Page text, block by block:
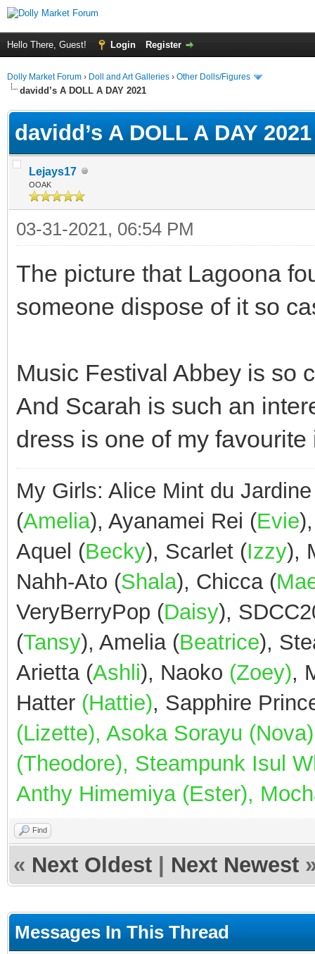
Hello There, Guest! Login Register
Dolly Market Forum › Doll and Art Galleries › Other Dolls/Figures
davidd’s A DOLL A DAY 2021
davidd’s A DOLL A DAY 2021
Lejays17
OOAK
03-31-2021, 06:54 PM
The picture that Lagoona
someone dispose of it so
Music Festival Abbey is so
And Scarah is such an
dress is one of my favourite
My Girls: Alice Mint du
(Amelia), Ayanamei Rei (Evie
Aquel (Becky), Scarlet (Izzy),
Nahh-Ato (Shala), Chicca (
VeryBerryPop (Daisy),
(Tansy), Amelia (Beatrice),
Arietta (Ashli), Naoko (Zoey),
Hatter (Hattie), Sapphire
(Lizette), Asoka Sorayu
(Theodore), Steampunk Isul
Anthy Himemiya (Ester),
Find
« Next Oldest Next Newest
Messages In This Thread